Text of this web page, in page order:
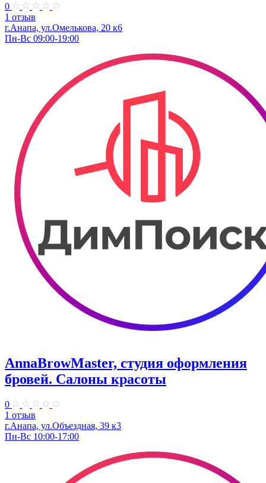
0
1 отзыв
г.Анапа, ул.Омелькова, 20 к6
Пн-Вс 09:00-19:00
AnnaBrowMaster, студия оформления
бровей. Салоны красоты
0
1 отзыв
г.Анапа, ул.Объездная, 39 к3
Пн-Вс 10:00-17:00